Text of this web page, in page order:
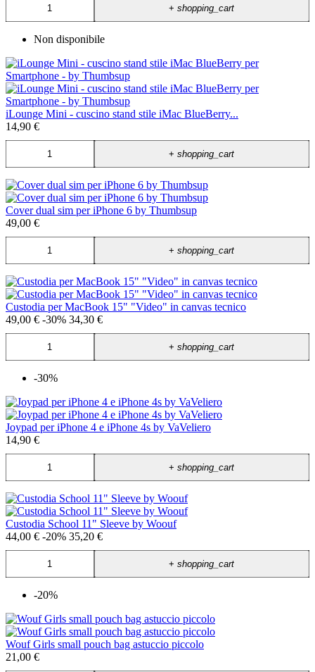
+shopping_cart
Non disponibile
iLounge Mini - cuscino stand stile iMac BlueBerry...
14,90 €
+shopping_cart
Cover dual sim per iPhone 6 by Thumbsup
49,00 €
+shopping_cart
Custodia per MacBook 15" "Video" in canvas tecnico
49,00 € -30% 34,30 €
+shopping_cart
-30%
Joypad per iPhone 4 e iPhone 4s by VaVeliero
14,90 €
+shopping_cart
Custodia School 11" Sleeve by Woouf
44,00 € -20% 35,20 €
+shopping_cart
-20%
Wouf Girls small pouch bag astuccio piccolo
21,00 €